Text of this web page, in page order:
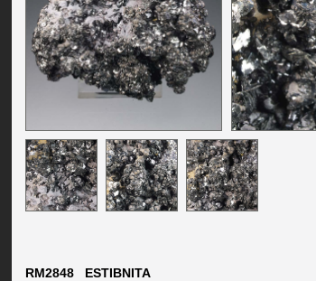
RM2848 ESTIBNITA